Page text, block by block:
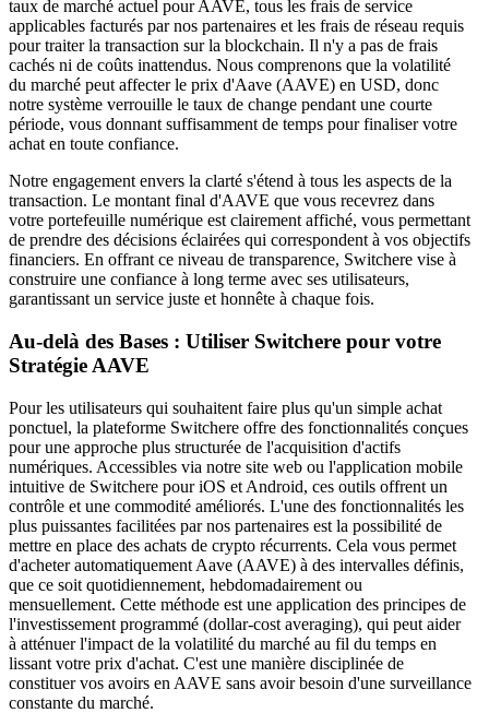
taux de marché actuel pour AAVE, tous les frais de service
applicables facturés par nos partenaires et les frais de réseau requis
pour traiter la transaction sur la blockchain. Il n'y a pas de frais
cachés ni de coûts inattendus. Nous comprenons que la volatilité
du marché peut affecter le prix d'Aave (AAVE) en USD, donc
notre système verrouille le taux de change pendant une courte
période, vous donnant suffisamment de temps pour finaliser votre
achat en toute confiance.
Notre engagement envers la clarté s'étend à tous les aspects de la
transaction. Le montant final d'AAVE que vous recevrez dans
votre portefeuille numérique est clairement affiché, vous permettant
de prendre des décisions éclairées qui correspondent à vos objectifs
financiers. En offrant ce niveau de transparence, Switchere vise à
construire une confiance à long terme avec ses utilisateurs,
garantissant un service juste et honnête à chaque fois.
Au-delà des Bases : Utiliser Switchere pour votre
Stratégie AAVE
Pour les utilisateurs qui souhaitent faire plus qu'un simple achat
ponctuel, la plateforme Switchere offre des fonctionnalités conçues
pour une approche plus structurée de l'acquisition d'actifs
numériques. Accessibles via notre site web ou l'application mobile
intuitive de Switchere pour iOS et Android, ces outils offrent un
contrôle et une commodité améliorés. L'une des fonctionnalités les
plus puissantes facilitées par nos partenaires est la possibilité de
mettre en place des achats de crypto récurrents. Cela vous permet
d'acheter automatiquement Aave (AAVE) à des intervalles définis,
que ce soit quotidiennement, hebdomadairement ou
mensuellement. Cette méthode est une application des principes de
l'investissement programmé (dollar-cost averaging), qui peut aider
à atténuer l'impact de la volatilité du marché au fil du temps en
lissant votre prix d'achat. C'est une manière disciplinée de
constituer vos avoirs en AAVE sans avoir besoin d'une surveillance
constante du marché.